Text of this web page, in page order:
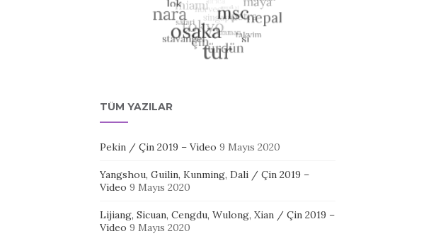
TÜM YAZILAR
Pekin / Çin 2019 – Video 9 Mayıs 2020
Yangshou, Guilin, Kunming, Dali / Çin 2019 –
Video 9 Mayıs 2020
Lijiang, Sicuan, Cengdu, Wulong, Xian / Çin 2019 –
Video 9 Mayıs 2020